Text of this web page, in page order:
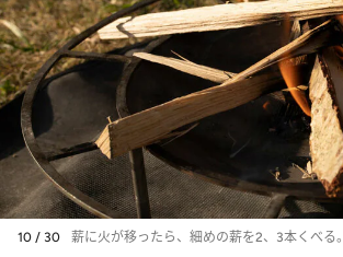
10 / 30 薪に火が移ったら、細めの薪を2、3本くべる。